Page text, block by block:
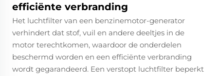
efficiënte verbranding
Het luchtfilter van een benzinemotor-generator
verhindert dat stof, vuil en andere deeltjes in de
motor terechtkomen, waardoor de onderdelen
beschermd worden en een efficiënte verbranding
wordt gegarandeerd. Een verstopt luchtfilter beperkt